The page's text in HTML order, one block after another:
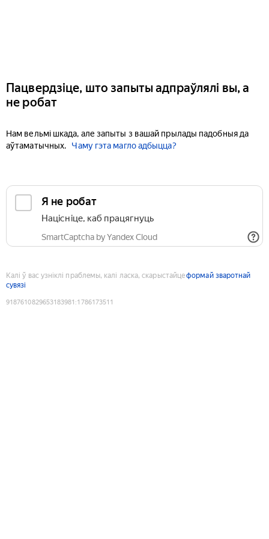
Пацвердзіце, што запыты адпраўлялі вы, а
не робат
Нам вельмі шкада, але запыты з вашай прылады падобныя да
аўтаматычных.
Чаму гэта магло адбыцца?
Я не робат
Націсніце, каб працягнуць
SmartCaptcha by Yandex Cloud
Калі ў вас узніклі праблемы, калі ласка, скарыстайцеформай зваротнай
сувязі
9187610829653183981 :1786173511